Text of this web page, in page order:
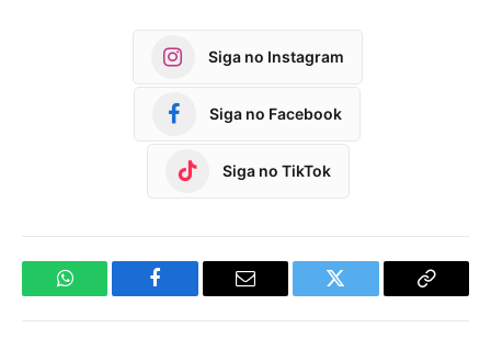
Siga no Instagram
Siga no Facebook
Siga no TikTok
WhatsApp Facebook Email Twitter
Copy